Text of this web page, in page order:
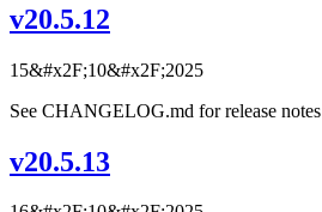
v20.5.12
15&#x2F;10&#x2F;2025
See CHANGELOG.md for release notes
v20.5.13